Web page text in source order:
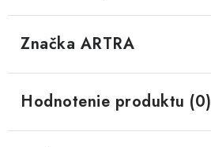
Značka ARTRA
Hodnotenie produktu (0)